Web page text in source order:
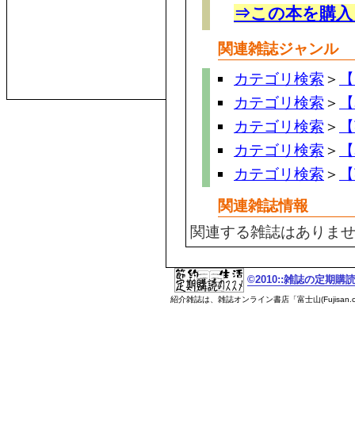
⇒この本を購
関連雑誌ジャンル
カテゴリ検索 ＞
カテゴリ検索 ＞
カテゴリ検索 ＞
カテゴリ検索 ＞
カテゴリ検索 ＞
関連雑誌情報
関連する雑誌はありま
©2010::雑誌の定期購
紹介雑誌は、雑誌オンライン書店「富士山